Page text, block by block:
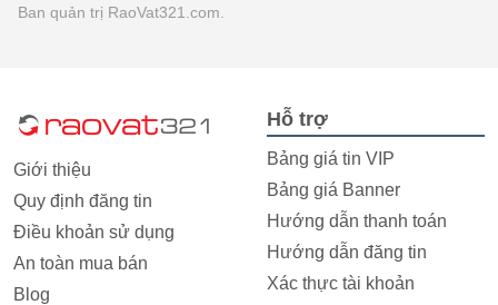
Ban quản trị RaoVat321.com.
Giới thiệu
Quy định đăng tin
Điều khoản sử dụng
An toàn mua bán
Blog
Hỗ trợ
Bảng giá tin VIP
Bảng giá Banner
Hướng dẫn thanh toán
Hướng dẫn đăng tin
Xác thực tài khoản